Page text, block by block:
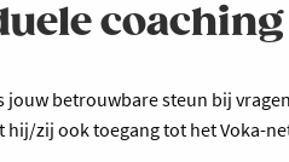
coaching
jouw betrouwbare steun bij
hij/zij ook toegang tot het Voka-